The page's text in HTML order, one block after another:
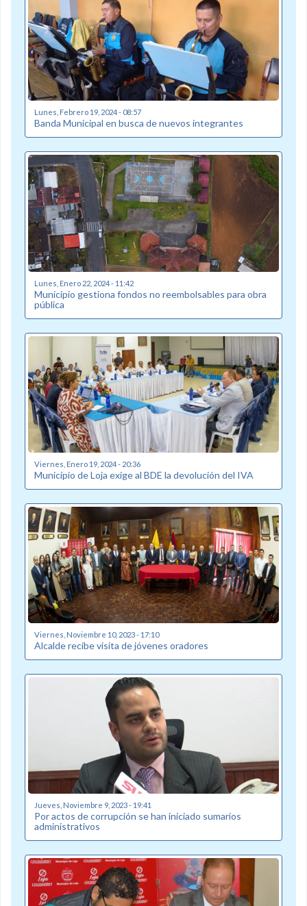
Lunes, Febrero 19, 2024 - 08:57
Banda Municipal en busca de nuevos integrantes
Lunes, Enero 22, 2024 - 11:42
Municipio gestiona fondos no reembolsables para obra
pública
Viernes, Enero 19, 2024 - 20:36
Municipio de Loja exige al BDE la devolución del IVA
Viernes, Noviembre 10, 2023 - 17:10
Alcalde recibe visita de jóvenes oradores
Jueves, Noviembre 9, 2023 - 19:41
Por actos de corrupción se han iniciado sumarios
administrativos